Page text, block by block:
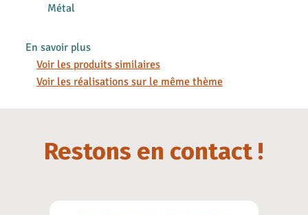
Métal
En savoir plus
Voir les produits similaires
Voir les réalisations sur le même thème
Restons en contact !